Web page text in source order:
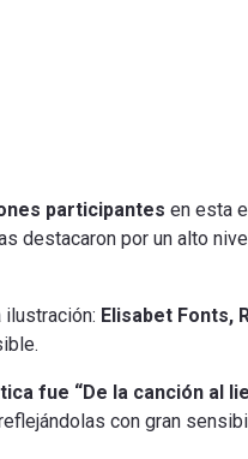
participantes en esta
destacaron por un alto
Elisabet Fonts,
fue “De la canción al
con gran